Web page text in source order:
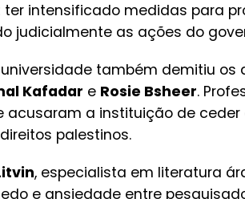
ter intensificado medidas para
judicialmente as ações do
universidade também demitiu
Kafadar e Rosie Bsheer.
acusaram a instituição de
palestinos.
, especialista em literatura
e ansiedade entre